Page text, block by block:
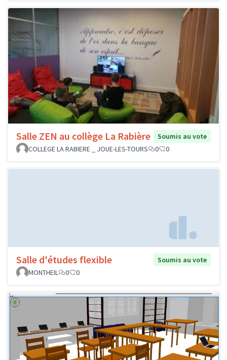
Salle ZEN au collège La Rabière
Soumis au vote
COLLEGE LA RABIERE _ JOUE-LES-TOURS
0 0
Salle d'études flexible
Soumis au vote
MONTHEIL
0 0